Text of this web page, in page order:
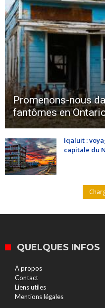
Promenons-nous
fantômes en
Iqaluit :
capitale du
QUELQUES INFOS
À propos
Contact
Liens utiles
Mentions légales